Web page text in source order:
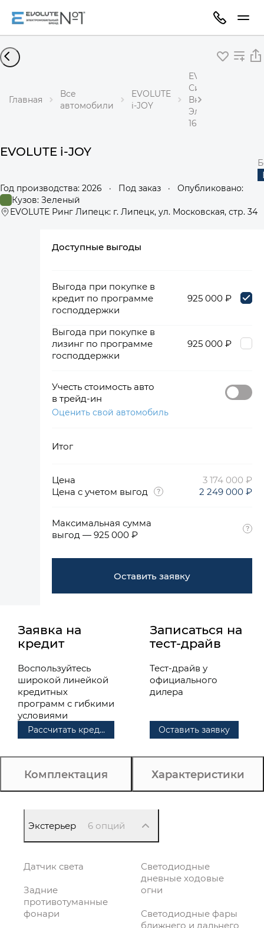
Главная
Все
автомобили
EVOLUTE
i-JOY
EVOLUTE i-JOY
Сити+
Внедорожник
Электричество
163 л.с. АКПП
EVOLUTE i-JOY
Год производства: 2026 · Под заказ ·
Опубликовано:
Кузов: Зеленый
EVOLUTE Ринг Липецк: г. Липецк, ул. Московская, стр. 34
видео
Доступные выгоды
Выгода при покупке в
кредит по программе
господдержки
925 000 ₽
Выгода при покупке в
лизинг по программе
господдержки
925 000 ₽
Учесть стоимость авто
в трейд-ин
Оценить свой автомобиль
Итог
Цена
3 174 000 ₽
Цена с учетом выгод
2 249 000 ₽
Максимальная сумма
выгод — 925 000 ₽
Оставить заявку
Заявка на
кредит
Воспользуйтесь
широкой линейкой
кредитных
программ с гибкими
условиями
Рассчитать кредит
Записаться на
тест-драйв
Тест-драйв у
официального
дилера
Оставить заявку
Комплектация Характеристики
Экстерьер 6 опций
Датчик света
Задние
противотуманные
фонари
Светодиодные
дневные ходовые
огни
Светодиодные фары
ближнего и дальнего